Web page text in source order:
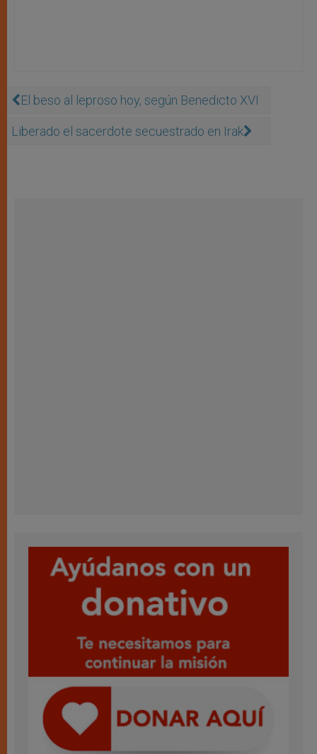
El beso al leproso hoy, según Benedicto XVI
Liberado el sacerdote secuestrado en Irak